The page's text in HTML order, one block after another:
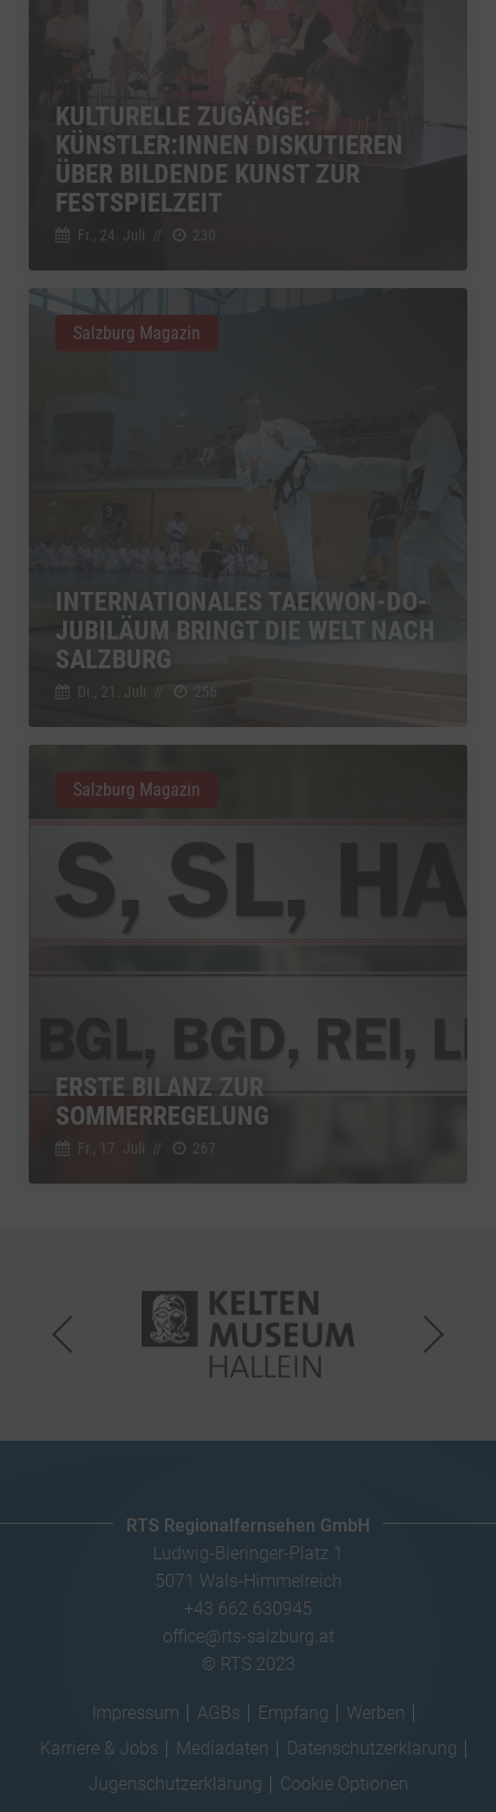
KULTURELLE ZUGÄNGE:
KÜNSTLER:INNEN DISKUTIEREN
ÜBER BILDENDE KUNST ZUR
FESTSPIELZEIT
Fr., 24. Juli // 230
INTERNATIONALES TAEKWON-DO-
JUBILÄUM BRINGT DIE WELT NACH
SALZBURG
Di., 21. Juli // 256
Salzburg Magazin
ERSTE BILANZ ZUR
SOMMERREGELUNG
Fr., 17. Juli // 267
Salzburg Magazin
RTS Regionalfernsehen GmbH
Ludwig-Bieringer-Platz 1
5071 Wals-Himmelreich
+43 662 630945
office@rts-salzburg.at
© RTS 2023
Impressum AGBs Empfang
Werben
Karriere & Jobs
Mediadaten
Datenschutzerklärung
Jugenschutzerklärung
Cookie Optionen